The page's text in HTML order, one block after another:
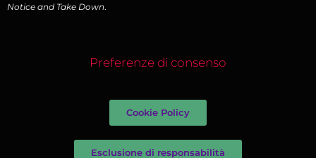
Notice and Take Down.
Preferenze di consenso
Cookie Policy
Esclusione di responsabilità